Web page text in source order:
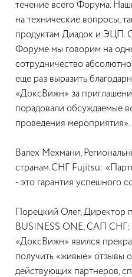
течение всего Форума.
на технические вопросы,
продуктам Диадок и ЭЦП.
Форуме мы говорим на
сотрудничество
еще раз выразить
«ДоксВижн» за
порадовали обсуждаемые
проведения мероприятия».
Валех Мехмани,
странам СНГ Fujitsu:
- это гарантия успешного
Порецкий Олег, Директор
BUSINESS ONE, САП
«ДоксВижн» явился
получить «живые» отзывы
действующих партнеров,